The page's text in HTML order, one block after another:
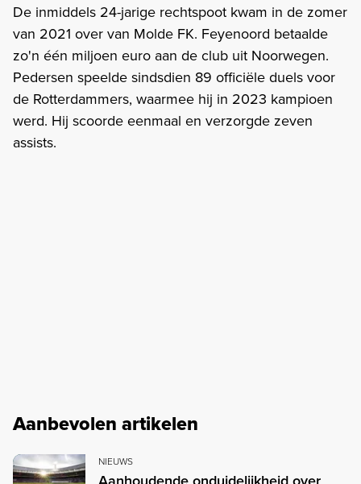
De inmiddels 24-jarige rechtspoot kwam in de zomer
van 2021 over van Molde FK. Feyenoord betaalde
zo'n één miljoen euro aan de club uit Noorwegen.
Pedersen speelde sindsdien 89 officiële duels voor
de Rotterdammers, waarmee hij in 2023 kampioen
werd. Hij scoorde eenmaal en verzorgde zeven
assists.
Aanbevolen artikelen
NIEUWS